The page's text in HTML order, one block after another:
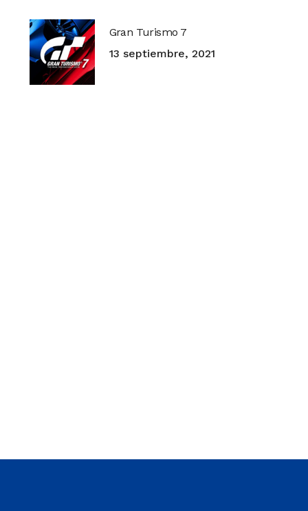
Gran Turismo 7
13 septiembre, 2021